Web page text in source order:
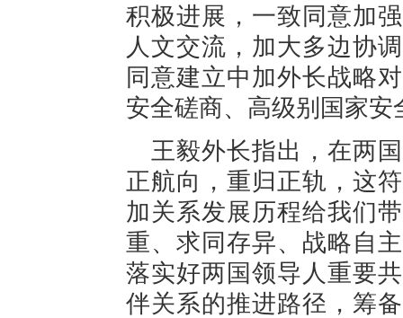
积极进展，一致同意加
人文交流，加大多边协
同意建立中加外长战略
安全磋商、高级别国家安
王毅外长指出，在两
正航向，重归正轨，这
加关系发展历程给我们
重、求同存异、战略自
落实好两国领导人重要
伴关系的推进路径，筹